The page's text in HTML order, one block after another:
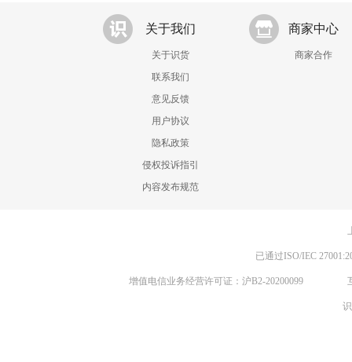
关于我们
关于识货
联系我们
意见反馈
用户协议
隐私政策
侵权投诉指引
内容发布规范
商家中心
商家合作
已通过ISO/IEC
增值电信业务经营许可证：沪B2-20200099